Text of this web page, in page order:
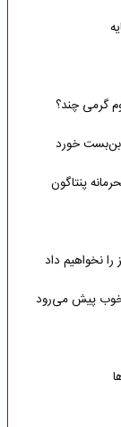
بن‌بست خورد
پنتاگون
نخواهیم داد
خوب پیش می‌رود